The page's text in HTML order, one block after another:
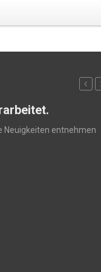
Neuigkeiten entnehmen